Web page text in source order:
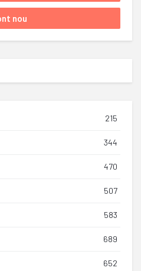
215
344
470
507
583
689
652